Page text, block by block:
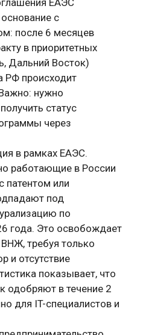
с
после 6 месяцев
в приоритетных
Дальний Восток)
РФ происходит
нужно
статус
через
в рамках ЕАЭС.
работающие в России
патентом или
под
по
года. Это освобождает
требуя только
и отсутствие
показывает, что
одобряют в течение 2
для IT-специалистов и